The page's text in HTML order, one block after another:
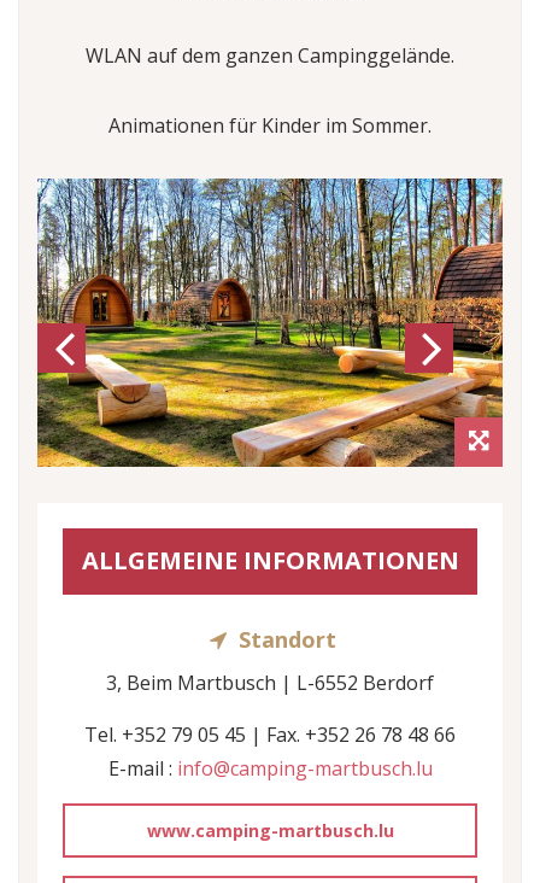
WLAN auf dem ganzen Campinggelände.
Animationen für Kinder im Sommer.
Previous Next
ALLGEMEINE INFORMATIONEN
Standort
3, Beim Martbusch | L-6552 Berdorf
Tel. +352 79 05 45 | Fax. +352 26 78 48 66
E-mail : info@camping-martbusch.lu
www.camping-martbusch.lu